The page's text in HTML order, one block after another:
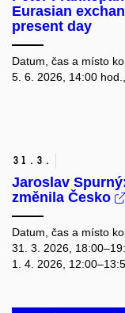
Eurasian
present day
Datum, čas a místo
5. 6. 2026, 14:00
31. 3.
Jaroslav
změnila Česko
Datum, čas a místo
31. 3. 2026,
1. 4. 2026,